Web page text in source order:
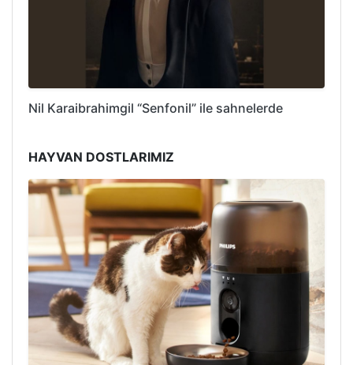
Nil Karaibrahimgil “Senfonil” ile sahnelerde
HAYVAN DOSTLARIMIZ